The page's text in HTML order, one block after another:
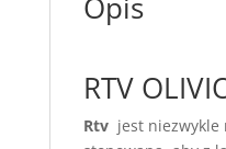
RTV
Rtv jest niezwykle